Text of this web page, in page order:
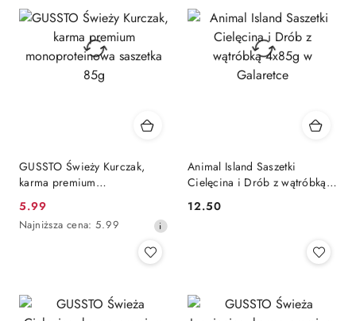
przed
obniżką
GUSSTO Świeży Kurczak,
karma premium
monoproteinowa saszetka
85g
Cena
promocyjna:
5.99
Najniższa
przed
obniżką
Najniższa cena: 5.99
Animal Island Saszetki
Cielęcina i Drób z wątróbką
4x85g w Galaretce
Cena:
12.50